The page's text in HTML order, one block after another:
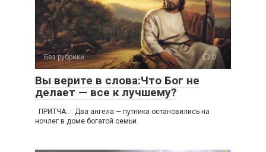
Без рубрики 0
Вы верите в слова:Что Бог не
делает — все к лучшему?
ПРИТЧА.. . Два ангела — путника остановились на
ночлег в доме богатой семьи.